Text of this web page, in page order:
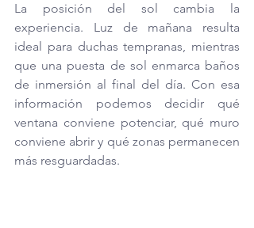
La posición del sol cambia la
experiencia. Luz de mañana resulta
ideal para duchas tempranas, mientras
que una puesta de sol enmarca baños
de inmersión al final del día. Con esa
información podemos decidir qué
ventana conviene potenciar, qué muro
conviene abrir y qué zonas permanecen
más resguardadas.